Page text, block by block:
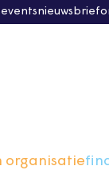
eventsnieuwsbrief
organisatie